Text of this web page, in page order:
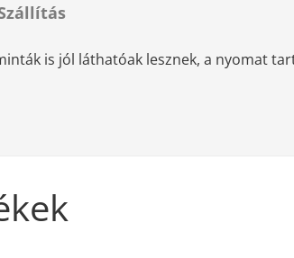
is jól láthatóak lesznek, a nyomat